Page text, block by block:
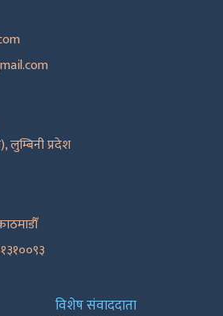
लुम्बिनी प्रदेश
विशेष संवाददाता